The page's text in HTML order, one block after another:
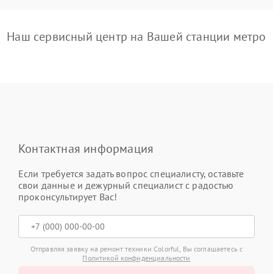
Наш сервисный центр на Вашей станции метро
Контактная информация
Если требуется задать вопрос специалисту, оставьте
свои данные и дежурный специалист с радостью
проконсультирует Вас!
Отправляя заявку на ремонт техники Colorful, Вы соглашаетесь с
Политикой конфиденциальности